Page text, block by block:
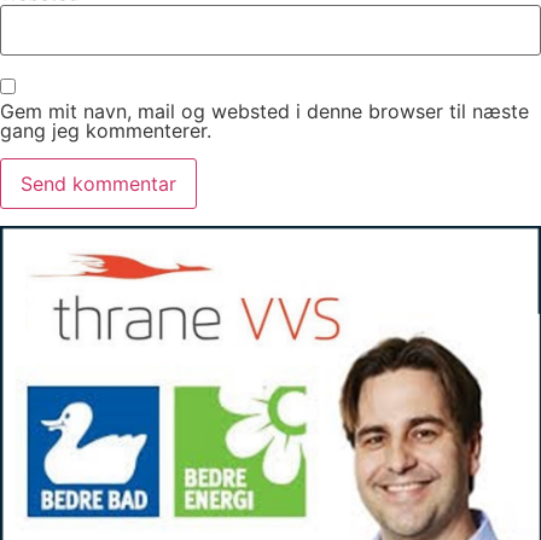
Gem mit navn, mail og websted i denne browser til næste
gang jeg kommenterer.